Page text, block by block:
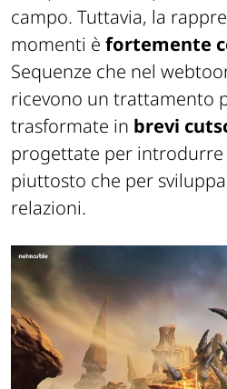
campo. Tuttavia, la
momenti è fortemente
Sequenze che nel
ricevono un trattamento
trasformate in brevi
progettate per introdurre
piuttosto che per
relazioni.